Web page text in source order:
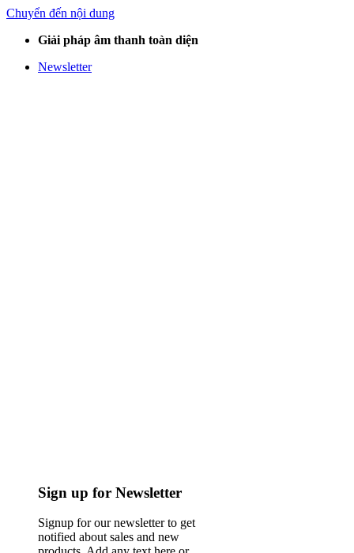
Chuyển đến nội dung
Giải pháp âm thanh toàn diện
Newsletter
Sign up for Newsletter
Signup for our newsletter to get
notified about sales and new